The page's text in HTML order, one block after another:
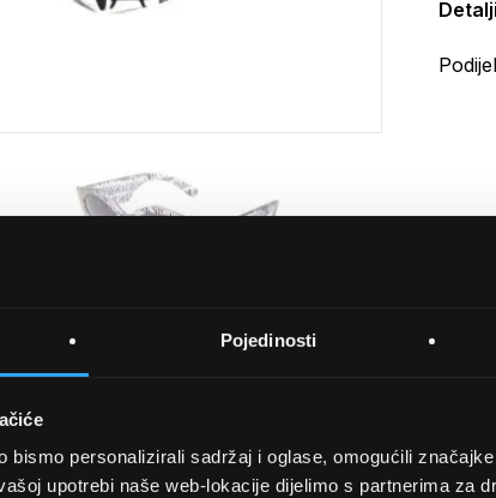
Pojedinosti
bismo personalizirali sadržaj i oglase, omogućili
upotrebi naše web-lokacije dijelimo s partnerima za
Detalji
UVJETI KUPNJE